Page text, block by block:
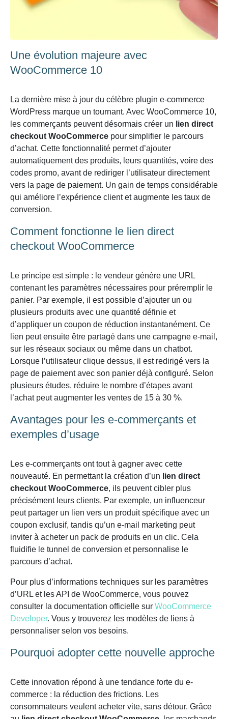
Une évolution majeure avec
WooCommerce 10
La dernière mise à jour du célèbre plugin e-commerce
WordPress marque un tournant. Avec WooCommerce 10,
les commerçants peuvent désormais créer un lien direct
checkout WooCommerce pour simplifier le parcours
d’achat. Cette fonctionnalité permet d’ajouter
automatiquement des produits, leurs quantités, voire des
codes promo, avant de rediriger l’utilisateur directement
vers la page de paiement. Un gain de temps considérable
qui améliore l’expérience client et augmente les taux de
conversion.
Comment fonctionne le lien direct
checkout WooCommerce
Le principe est simple : le vendeur génère une URL
contenant les paramètres nécessaires pour préremplir le
panier. Par exemple, il est possible d’ajouter un ou
plusieurs produits avec une quantité définie et
d’appliquer un coupon de réduction instantanément. Ce
lien peut ensuite être partagé dans une campagne e-mail,
sur les réseaux sociaux ou même dans un chatbot.
Lorsque l’utilisateur clique dessus, il est redirigé vers la
page de paiement avec son panier déjà configuré. Selon
plusieurs études, réduire le nombre d’étapes avant
l’achat peut augmenter les ventes de 15 à 30 %.
Avantages pour les e-commerçants et
exemples d’usage
Les e-commerçants ont tout à gagner avec cette
nouveauté. En permettant la création d’un lien direct
checkout WooCommerce, ils peuvent cibler plus
précisément leurs clients. Par exemple, un influenceur
peut partager un lien vers un produit spécifique avec un
coupon exclusif, tandis qu’un e-mail marketing peut
inviter à acheter un pack de produits en un clic. Cela
fluidifie le tunnel de conversion et personnalise le
parcours d’achat.
Pour plus d’informations techniques sur les paramètres
d’URL et les API de WooCommerce, vous pouvez
consulter la documentation officielle sur WooCommerce
Developer. Vous y trouverez les modèles de liens à
personnaliser selon vos besoins.
Pourquoi adopter cette nouvelle approche
Cette innovation répond à une tendance forte du e-
commerce : la réduction des frictions. Les
consommateurs veulent acheter vite, sans détour. Grâce